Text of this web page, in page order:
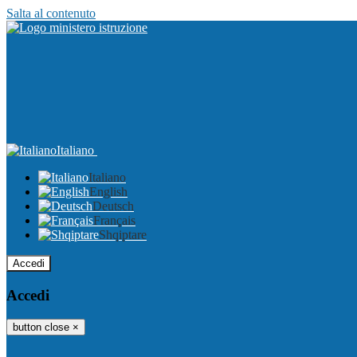
Salta al contenuto
Italiano
Italiano
English
Deutsch
Français
Shqiptare
Accedi
Accedi
button close ×